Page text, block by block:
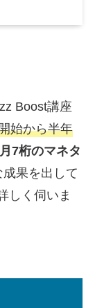
Boost講座
始から半年
月7桁のマネタ
果を出して
しく伺いま